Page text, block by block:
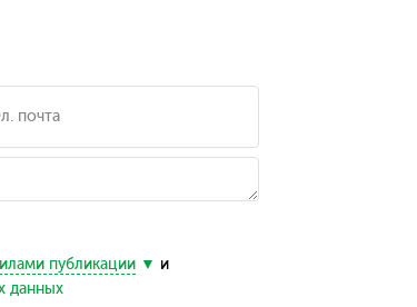
публикации
и
данных